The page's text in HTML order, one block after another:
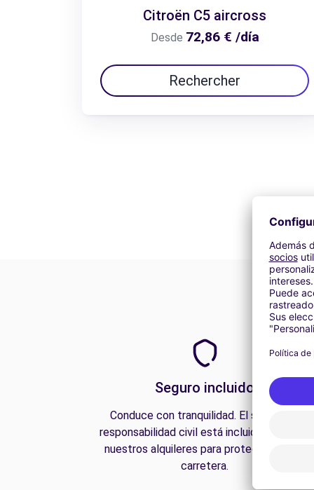
Citroën C5 aircross
Desde 72,86 € /día
Rechercher
Seguro incluido
Conduce con tranquilidad. El seguro de
responsabilidad civil está incluido en todos
nuestros alquileres para protegerte en la
carretera.